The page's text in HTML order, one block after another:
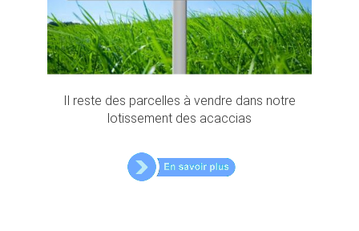
Il reste des parcelles à vendre dans notre
lotissement des acaccias